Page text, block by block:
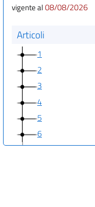
vigente al08/08/2026
Articoli
1
2
3
4
5
6